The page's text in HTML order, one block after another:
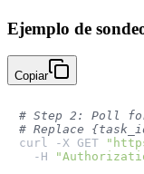
Ejemplo de
Copiar
# Step 2: Poll
# Replace
curl -X GET
  -H